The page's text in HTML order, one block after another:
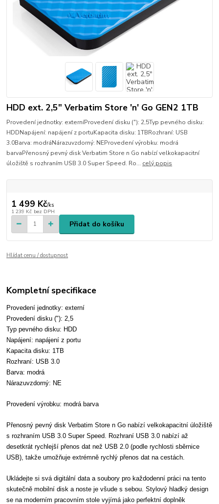
HDD ext. 2,5" Verbatim Store 'n' Go GEN2 1TB
Provedení jednotky: externíProvedení disku ("): 2,5Typ pevného disku:
HDDNapájení: napájení z portuKapacita disku: 1TBRozhraní: USB
3.0Barva: modráNárazuvzdorný: NEProvedení výrobku: modrá
barvaPřenosný pevný disk Verbatim Store n Go nabízí velkokapacitní
úložiště s rozhraním USB 3.0 Super Speed. Ro... celý popis
1 499 Kč/ks
1 239 Kč bez DPH
Přidat do košíku
Hlídat cenu / dostupnost
Kompletní specifikace
Provedení jednotky: externí
Provedení disku ("): 2,5
Typ pevného disku: HDD
Napájení: napájení z portu
Kapacita disku: 1TB
Rozhraní: USB 3.0
Barva: modrá
Nárazuvzdorný: NE
Provedení výrobku: modrá barva
Přenosný pevný disk Verbatim Store n Go nabízí velkokapacitní úložiště
s rozhraním USB 3.0 Super Speed. Rozhraní USB 3.0 nabízí až
desetkrát rychlejší přenos dat než USB 2.0 (podle rychlosti sběrnice
USB), takže umožňuje extrémně rychlý přenos dat na cestách.
Ukládejte si svá digitální data a soubory pro každodenní práci na tento
skutečně mobilní disk a noste je všude s sebou. Stylový hladký design
se na moderním pracovním stole vyjímá jako perfektní doplněk